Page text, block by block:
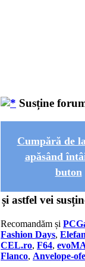
Susține
Cumpără de
apăsând
buton
și astfel vei
Recomandăm și
Fashion Days,
CEL.ro, F64,
Flanco, Anvelope-